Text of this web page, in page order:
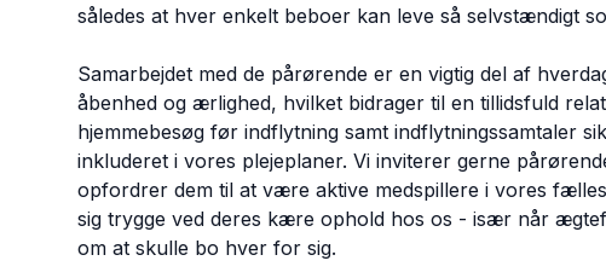
således at hver enkelt beboer kan leve så selvstændigt
Samarbejdet med de pårørende er en vigtig del af
åbenhed og ærlighed, hvilket bidrager til en tillidsfuld
hjemmebesøg før indflytning samt indflytningssamtaler
inkluderet i vores plejeplaner. Vi inviterer gerne
opfordrer dem til at være aktive medspillere i vores
sig trygge ved deres kære ophold hos os - især når
om at skulle bo hver for sig.